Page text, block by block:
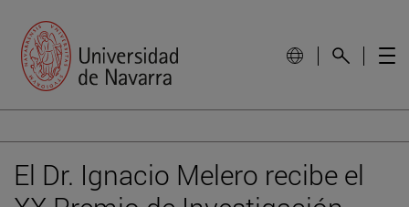
El Dr. Ignacio Melero recibe el